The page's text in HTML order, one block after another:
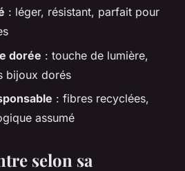
: léger, résistant, parfait pour
dorée : touche de lumière,
bijoux dorés
: fibres recyclées,
assumé
selon sa